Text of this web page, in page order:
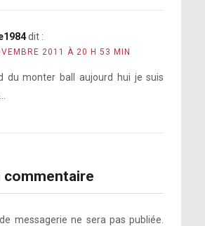
dit :
2011 À 20 H 53 MIN
du monter ball aujourd hui je suis
commentaire
messagerie ne sera pas publiée.